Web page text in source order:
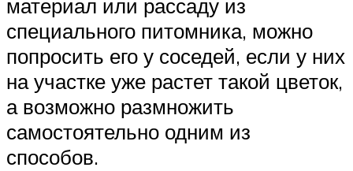
материал или рассаду из
специального питомника, можно
попросить его у соседей, если у них
на участке уже растет такой цветок,
а возможно размножить
самостоятельно одним из
способов.